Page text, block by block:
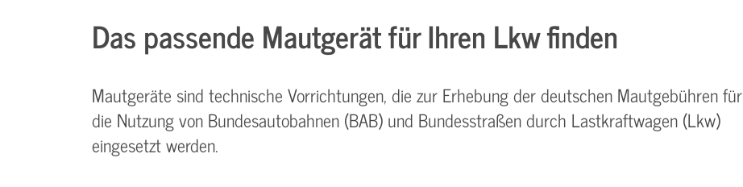
Das passende Mautgerät für Ihren Lkw finden
Mautgeräte sind technische Vorrichtungen, die zur Erhebung der deutschen Mautgebühren für
die Nutzung von Bundesautobahnen (BAB) und Bundesstraßen durch Lastkraftwagen (Lkw)
eingesetzt werden.